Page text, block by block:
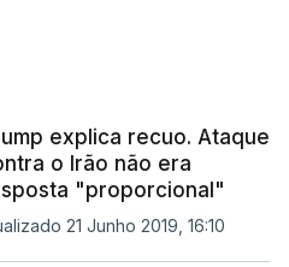
explica recuo. Ataque
o Irão não era
"proporcional"
21 Junho 2019, 16:10